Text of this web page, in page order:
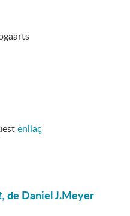
enllaç
de Daniel J.Meyer